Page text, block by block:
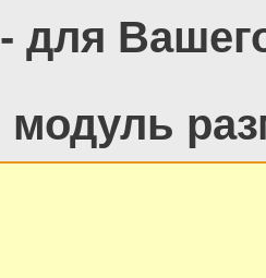
- для
модуль